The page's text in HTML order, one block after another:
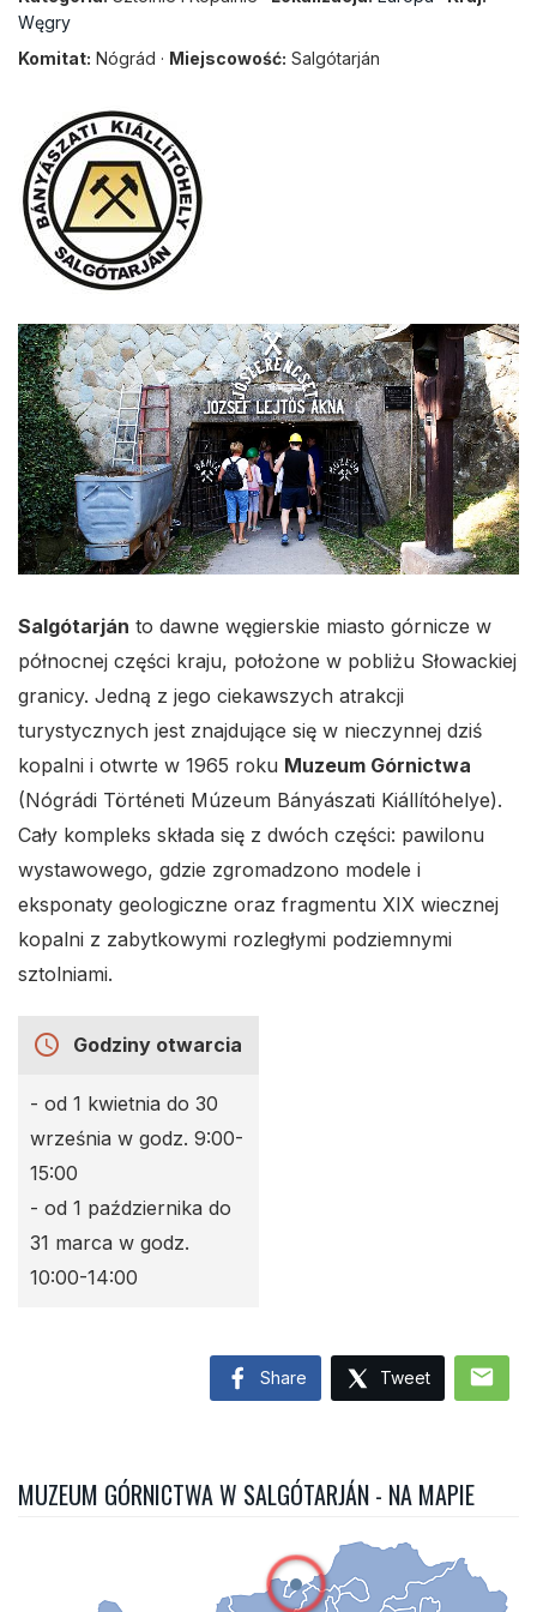
Węgry
Komitat: Nógrád · Miejscowość: Salgótarján
Salgótarján to dawne węgierskie miasto górnicze w
północnej części kraju, położone w pobliżu Słowackiej
granicy. Jedną z jego ciekawszych atrakcji
turystycznych jest znajdujące się w nieczynnej dziś
kopalni i otwrte w 1965 roku Muzeum Górnictwa
(Nógrádi Történeti Múzeum Bányászati Kiállítóhelye).
Cały kompleks składa się z dwóch części: pawilonu
wystawowego, gdzie zgromadzono modele i
eksponaty geologiczne oraz fragmentu XIX wiecznej
kopalni z zabytkowymi rozległymi podziemnymi
sztolniami.
access_time Godziny otwarcia
- od 1 kwietnia do 30
września w godz. 9:00-
15:00
- od 1 października do
31 marca w godz.
10:00-14:00
Share Tweet mail
MUZEUM GÓRNICTWA W SALGÓTARJÁN - NA MAPIE